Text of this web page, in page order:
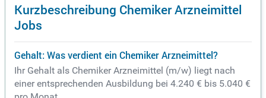
Kurzbeschreibung Chemiker Arzneimittel
Jobs
Gehalt: Was verdient ein Chemiker Arzneimittel?
Ihr Gehalt als Chemiker Arzneimittel (m/w) liegt nach
einer entsprechenden Ausbildung bei 4.240 € bis 5.040 €